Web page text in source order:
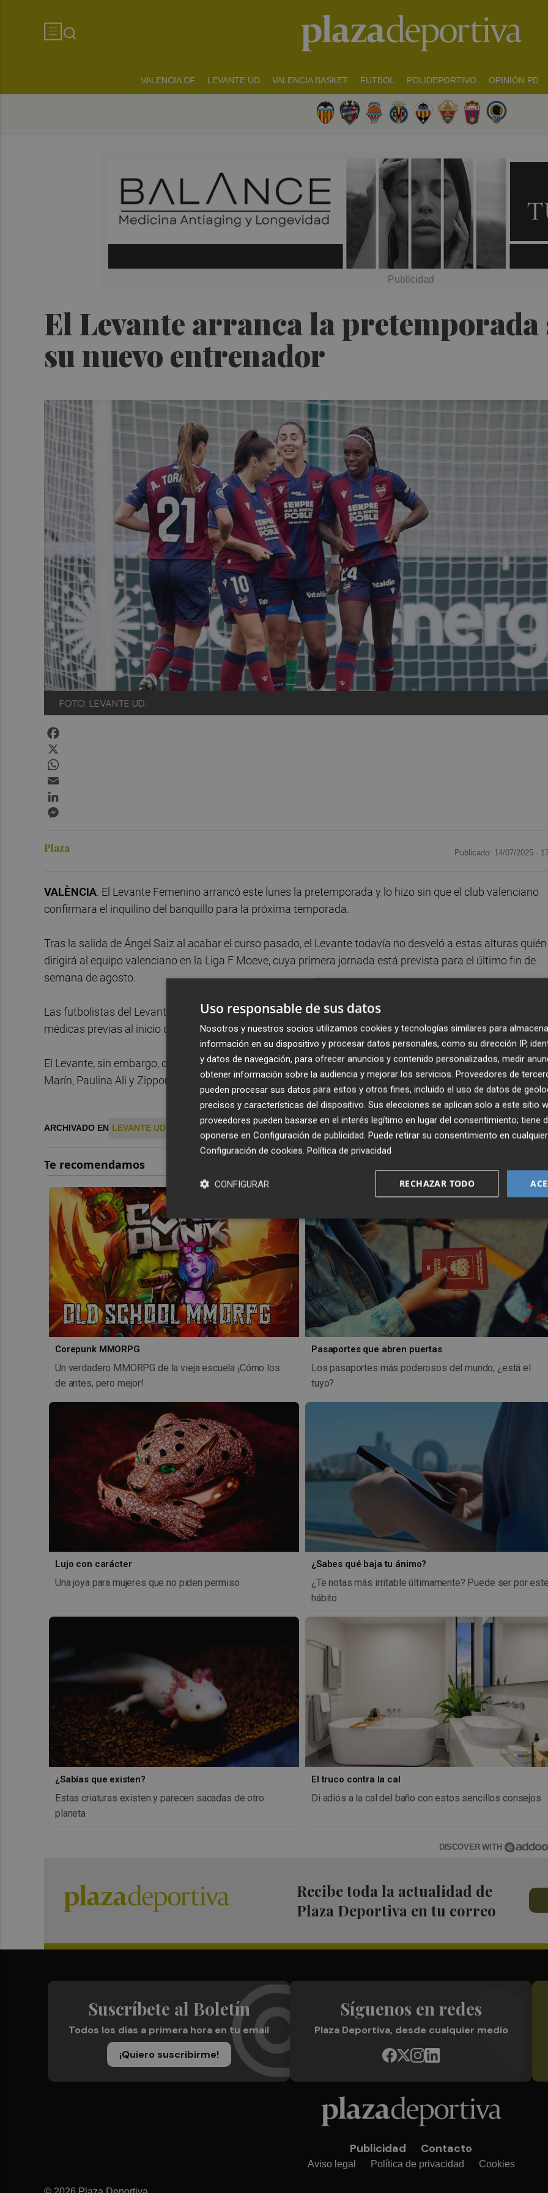
VALENCIA CF LEVANTE UD VALENCIA BASKET FUTBOL POLIDEPORTIVO OPINIÓN PD
El Levante arranca la
su nuevo entrenador
FOTO: LEVANTE UD.
Plaza Publicado: 14/07/2025 ·
VALÈNCIA. El Levante Femenino arrancó este lunes la pretemporada y lo hizo sin que el club valenciano
confirmara el inquilino del banquillo para la próxima temporada.
Tras la salida de Ángel Saiz al acabar el curso pasado, el Levante todavía no desveló a estas alturas quién
dirigirá al equipo valenciano en la Liga F Moeve, cuya primera jornada está prevista para el último fin de
semana de agosto.
Las futbolistas del Levante están citadas entre este lunes y martes para pasar las pertinentes pruebas
médicas previas al inicio de los entrenamientos, que en principio deben arrancar también esta semana.
El Levante, sin embargo, confirmó en los últimos días los fichajes de Laura Coronado, Gema Soliveres,
Marín, Paulina Ali y Zipporah Agama.
ARCHIVADO EN LEVANTE UD
Corepunk MMORPG
Un verdadero MMORPG de la vieja escuela ¡Cómo los
de antes, pero mejor!
Pasaportes que abren puertas
Los pasaportes más poderosos del mundo, ¿está el
tuyo?
Lujo con carácter
Una joya para mujeres que no piden permiso
¿Sabes qué baja tu ánimo?
¿Te notas más irritable últimamente? Puede ser por
hábito
¿Sabías que existen?
Estas criaturas existen y parecen sacadas de otro
planeta
El truco contra la cal
Di adiós a la cal del baño con estos sencillos consejos
DISCOVER WITH
Recibe toda la actualidad de
Plaza Deportiva en tu correo
Suscríbete al Boletín
Todos los días a primera hora en tu email
¡Quiero suscribirme!
Síguenos en redes
Plaza Deportiva, desde cualquier medio
Publicidad Contacto
Aviso legal Política de privacidad Cookies
Uso responsable de sus datos
Nosotros y nuestros socios utilizamos cookies y tecnologías similares para
información en su dispositivo y procesar datos personales, como su dirección IP,
y datos de navegación, para ofrecer anuncios y contenido personalizados, medir
obtener información sobre la audiencia y mejorar los servicios. Proveedores de
pueden procesar sus datos para estos y otros fines, incluido el uso de datos de
precisos y características del dispositivo. Sus elecciones se aplican solo a este sitio
proveedores pueden basarse en el interés legítimo en lugar del consentimiento; tiene
oponerse en Configuración de publicidad. Puede retirar su consentimiento en
Configuración de cookies. Política de privacidad
RECHAZAR TODO
CONFIGURAR